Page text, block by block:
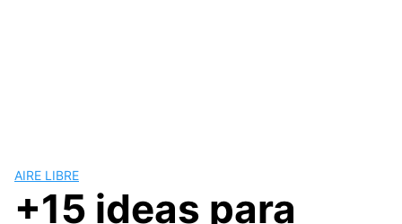
AIRE LIBRE
+15 ideas para